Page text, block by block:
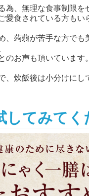
為、無理な食事制限を
愛食されている方もい
、蒟蒻が苦手な方でも
のお声も頂いています。
、炊飯後は小分けにし
してみてく